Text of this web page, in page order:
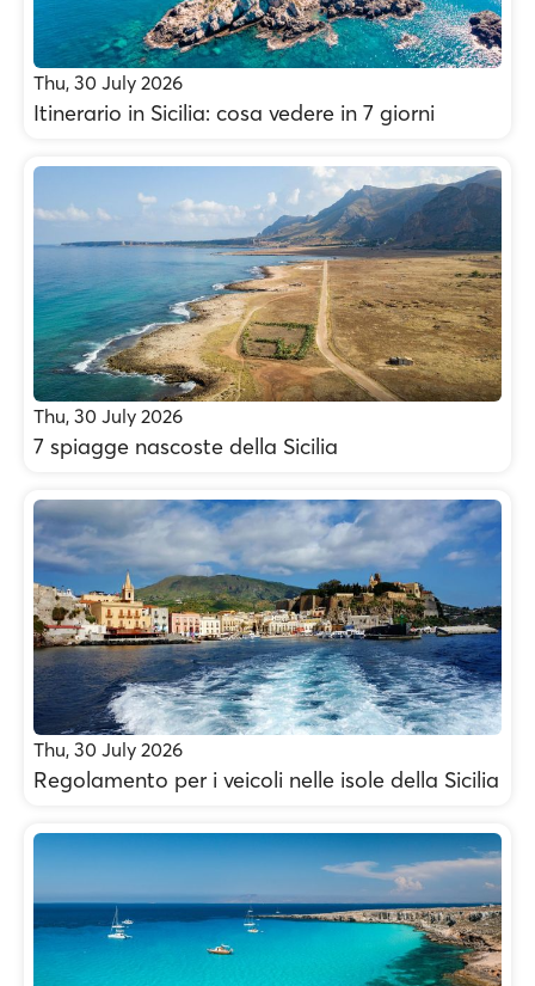
Thu, 30 July 2026
Itinerario in Sicilia: cosa vedere in 7 giorni
Thu, 30 July 2026
7 spiagge nascoste della Sicilia
Thu, 30 July 2026
Regolamento per i veicoli nelle isole della Sicilia